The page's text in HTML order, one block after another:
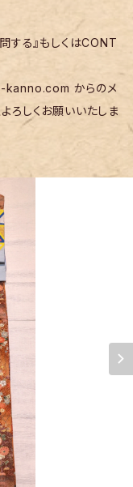
する』もしくはCONT
kanno.com からのメ
ろしくお願いいたしま